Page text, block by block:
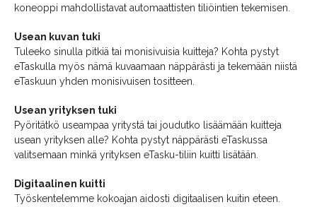
koneoppi mahdollistavat automaattisten tiliöintien tekemisen.
Usean kuvan tuki
Tuleeko sinulla pitkiä tai monisivuisia kuitteja? Kohta pystyt
eTaskulla myös nämä kuvaamaan näppärästi ja tekemään niistä
eTaskuun yhden monisivuisen tositteen.
Usean yrityksen tuki
Pyöritätkö useampaa yritystä tai joudutko lisäämään kuitteja
usean yrityksen alle? Kohta pystyt näppärästi eTaskussa
valitsemaan minkä yrityksen eTasku-tiliin kuitti lisätään.
Digitaalinen kuitti
Työskentelemme kokoajan aidosti digitaalisen kuitin eteen.